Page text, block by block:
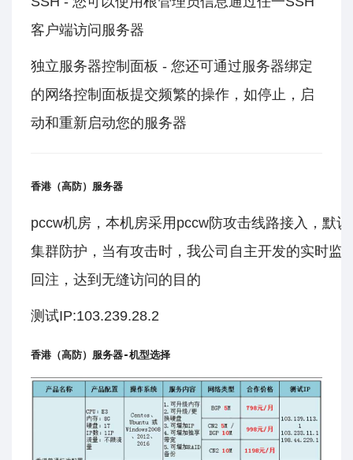
客户端访问服务器
独立服务器控制面板 - 您还可通过服务器绑定
的网络控制面板提交频繁的操作，如停止，启
动和重新启动您的服务器
香港（高防）服务器
pccw机房，本机房采用pccw防攻击线路接入，默
集群防护，当有攻击时，我公司自主开发的实时监
回注，达到无缝访问的目的
测试IP:103.239.28.2
香港（高防）服务器-机型选择